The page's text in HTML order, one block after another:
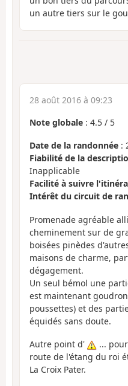
un autre tiers sur le
28 août 2016 à 09:23
Note globale : 4.5 / 5
Date de la randonnée :
Fiabilité de la
Inapplicable
Facilité à suivre
Intérêt du circuit de
Promenade agréable
cheminement sur de
boisées pinèdes
maisons de charme,
dégagement.
Un seul bémol une
est maintenant
poussettes) et des
équidés sans doute.
Autre point d'
...
route de l'étang du roi
La Croix Pater.